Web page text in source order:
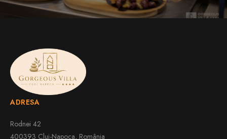
ADRESA
Rodnei 42
400393 Cluj-Napoca, România